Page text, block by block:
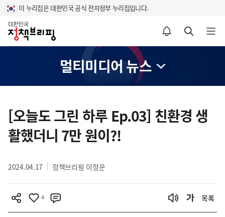
이 누리집은 대한민국 공식 전자정부 누리집입니다.
홈
알림설정 바로가기 검색 바로가기 메뉴 열기
멀티미디어 뉴스
텐
츠
영
[오늘도 그린 하루 Ep.03] 친환경 생
활했더니 7만 원이?!
2024.04.17 정책브리핑 이정운
4 목록